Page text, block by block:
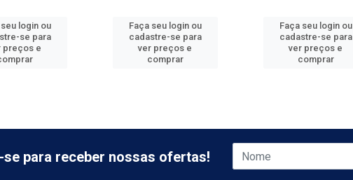
login ou
se para
preços e
Faça seu login ou
cadastre-se para
ver preços e
comprar
Faça seu login ou
cadastre-se para
ver preços e
comprar
para receber nossas ofertas!